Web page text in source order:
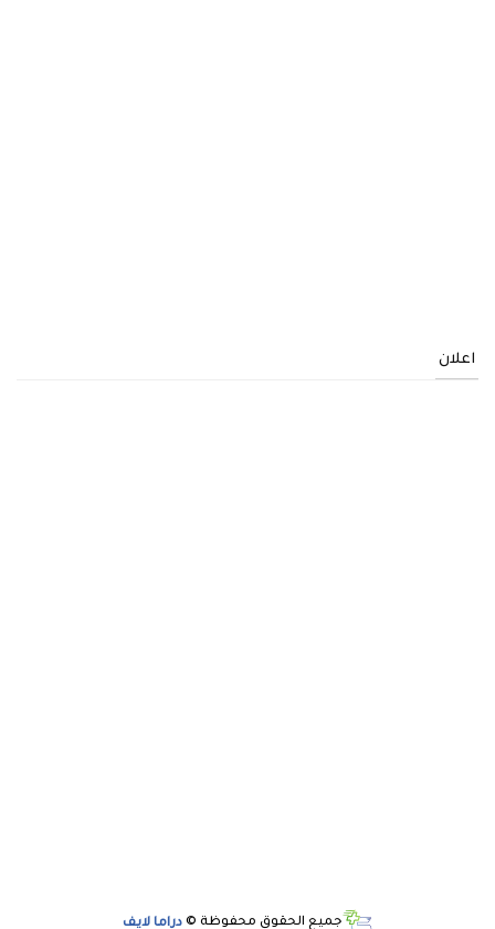
اعلان
جميع الحقوق محفوظة © دراما لايف